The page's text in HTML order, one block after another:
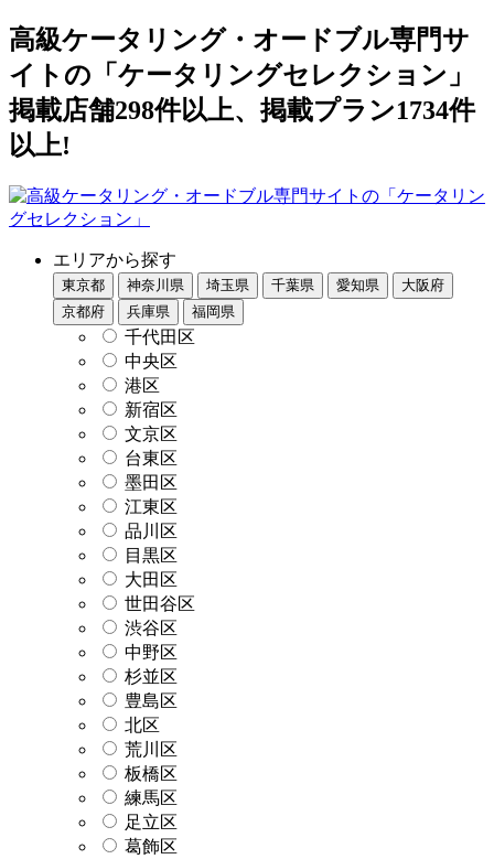
高級ケータリング・オードブル専門サ
イトの「ケータリングセレクション」
掲載店舗298件以上、掲載プラン1734件
以上!
エリアから探す
東京都 神奈川県 埼玉県 千葉県 愛知県
大阪府
京都府
兵庫県 福岡県
千代田区
中央区
港区
新宿区
文京区
台東区
墨田区
江東区
品川区
目黒区
大田区
世田谷区
渋谷区
中野区
杉並区
豊島区
北区
荒川区
板橋区
練馬区
足立区
葛飾区